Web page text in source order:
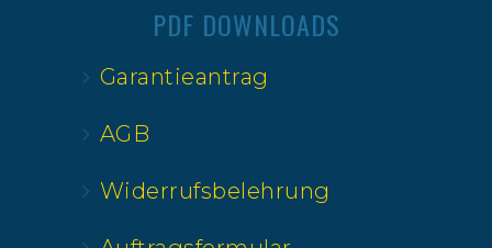
PDF DOWNLOADS
Garantieantrag
AGB
Widerrufsbelehrung